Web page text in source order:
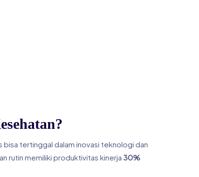
bisa tertinggal dalam inovasi teknologi dan
rutin memiliki produktivitas kinerja 30%